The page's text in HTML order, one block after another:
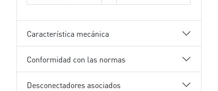
Característica mecánica
Conformidad con las normas
Desconectadores asociados